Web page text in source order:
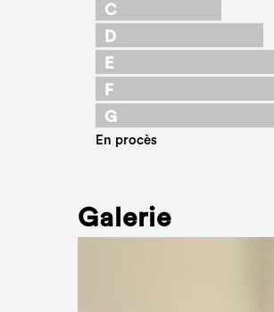
C
D
E
F
G
En procès
Galerie